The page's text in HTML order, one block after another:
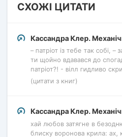
СХОЖІ ЦИТАТИ
Кассандра Клер.
– патріот із тебе так собі, –
ти щойно вдавався до
патріот?! - вілл гидливо
(цитати з книг)
Кассандра Клер.
хай любов затягне в
блиску воронова крила: